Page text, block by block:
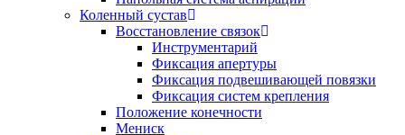
Коленный сустав
Восстановление связок
Инструментарий
Фиксация апертуры
Фиксация подвешивающей повязки
Фиксация систем крепления
Положение конечности
Мениск